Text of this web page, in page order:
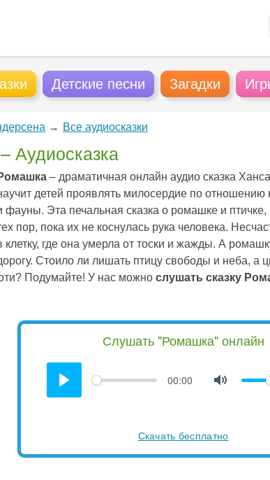
Детские песни Загадки
→ Все аудиосказки
Аудиосказка
– драматичная онлайн аудио сказка
детей проявлять милосердие по
фауны. Эта печальная сказка о ромашке и
пор, пока их не коснулась рука человека.
клетку, где она умерла от тоски и жажды. А
Стоило ли лишать птицу свободы и неба, а
Подумайте! У нас можно слушать сказку
Слушать "Ромашка" онлайн
00:00
Скачать бесплатно